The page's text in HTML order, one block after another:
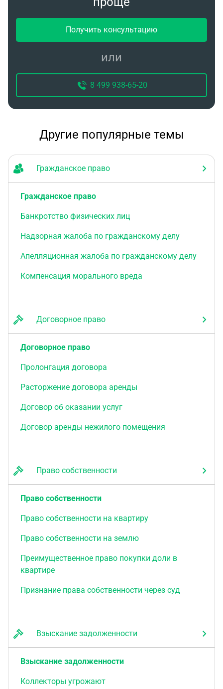
Получить консультацию
или
8 499 938-65-20
Другие популярные темы
Гражданское право
Гражданское право
Банкротство физических лиц
Надзорная жалоба по гражданскому делу
Апелляционная жалоба по гражданскому делу
Компенсация морального вреда
Договорное право
Договорное право
Пролонгация договора
Расторжение договора аренды
Договор об оказании услуг
Договор аренды нежилого помещения
Право собственности
Право собственности
Право собственности на квартиру
Право собственности на землю
Преимущественное право покупки доли в
квартире
Признание права собственности через суд
Взыскание задолженности
Взыскание задолженности
Коллекторы угрожают